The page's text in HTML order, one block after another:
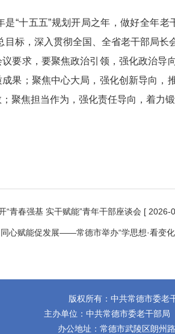
是“十五五”规划开局之年，做好全年
目标，深入贯彻全国、全省老干部局
要求，要聚焦政治引领，强化政治
果；聚焦中心大局，强化创新导向
聚焦担当作为，强化责任导向，着力
“青春强基 实干赋能”青年干部座谈会 [ 2026-
心赋能促发展——常德市举办“学思想·看变化
版权所有：中共常德市委老
主办单位：中共常德市委老干部
办公地址：常德市武陵区朗